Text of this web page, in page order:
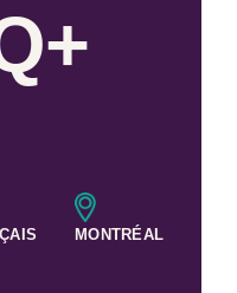
MONTRÉAL